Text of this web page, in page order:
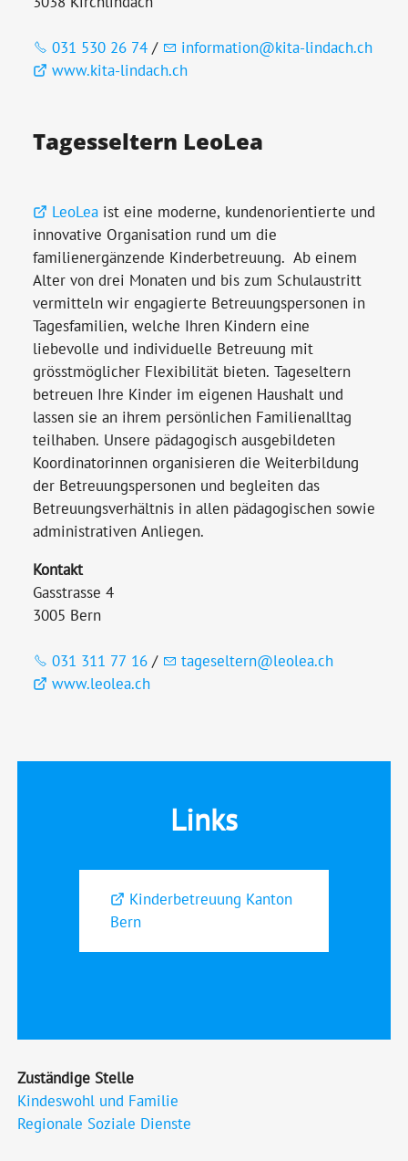
031 530 26 74 /
information@kita-lindach.ch
www.kita-lindach.ch
Tagesseltern LeoLea
LeoLea ist eine moderne, kundenorientierte und
innovative Organisation rund um die
familienergänzende Kinderbetreuung. Ab einem
Alter von drei Monaten und bis zum Schulaustritt
vermitteln wir engagierte Betreuungspersonen in
Tagesfamilien, welche Ihren Kindern eine
liebevolle und individuelle Betreuung mit
grösstmöglicher Flexibilität bieten. Tageseltern
betreuen Ihre Kinder im eigenen Haushalt und
lassen sie an ihrem persönlichen Familienalltag
teilhaben. Unsere pädagogisch ausgebildeten
Koordinatorinnen organisieren die Weiterbildung
der Betreuungspersonen und begleiten das
Betreuungsverhältnis in allen pädagogischen sowie
administrativen Anliegen.
Kontakt
Gasstrasse 4
3005 Bern
031 311 77 16 /
tageseltern@leolea.ch
www.leolea.ch
Links
Kinderbetreuung Kanton
Bern
Zuständige Stelle
Kindeswohl und Familie
Regionale Soziale Dienste